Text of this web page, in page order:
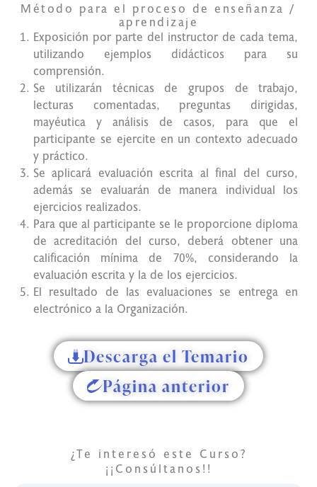
Método para el proceso de enseñanza /
aprendizaje
Exposición por parte del instructor de cada tema,
utilizando ejemplos didácticos para su
comprensión.
Se utilizarán técnicas de grupos de trabajo,
lecturas comentadas, preguntas dirigidas,
mayéutica y análisis de casos, para que el
participante se ejercite en un contexto adecuado
y práctico.
Se aplicará evaluación escrita al final del curso,
además se evaluarán de manera individual los
ejercicios realizados.
Para que al participante se le proporcione diploma
de acreditación del curso, deberá obtener una
calificación mínima de 70%, considerando la
evaluación escrita y la de los ejercicios.
El resultado de las evaluaciones se entrega en
electrónico a la Organización.
Descarga el Temario
Página anterior
Conócenos
¿Te interesó este Curso?
¡¡Consúltanos!!